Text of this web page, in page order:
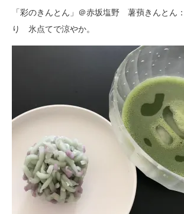
「彩のきんとん」＠赤坂塩野 薯蕷きんとん
り 氷点てで涼やか。